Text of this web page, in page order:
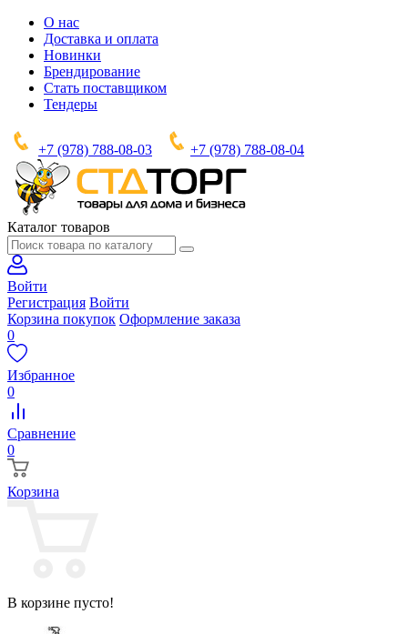
О нас
Доставка и оплата
Новинки
Брендирование
Стать поставщиком
Тендеры
+7 (978) 788-08-03 +7 (978) 788-08-04
Каталог товаров
Войти
Регистрация Войти
Корзина покупок Оформление заказа
0
Избранное
0
Сравнение
0
Корзина
В корзине пусто!